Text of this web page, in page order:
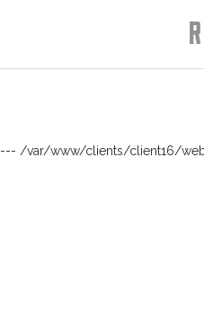
--- /var/www/clients/client16/